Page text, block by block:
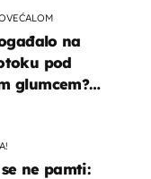
na
pod
glumcem?
ne pamti: